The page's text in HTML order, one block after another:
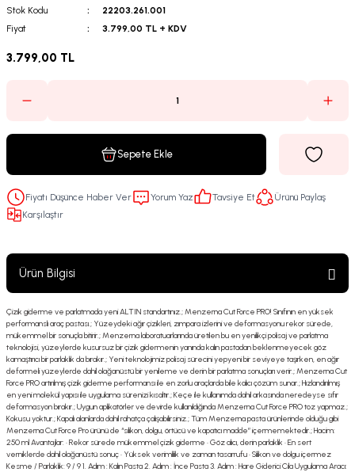
Stok Kodu
22203.261.001
Fiyat
3.799,00 TL + KDV
3.799,00 TL
Sepete Ekle
Fiyatı Düşünce Haber Ver Yorum Yaz Tavsiye Et
Ürünü Paylaş
Karşılaştır
Ürün Bilgisi
Çizik giderme ve parlatmada yeni ALTIN standartınız.; Menzerna Cut Force PRO! Sınıfının en yüksek
performanslı araç pastası.; Yüzeydeki ağır çizikleri, zımpara izlerini ve deformasyonu rekor sürede,
mükemmel bir sonuçla bitirir.; Menzerna laboratuarlarında üretilen bu en yenilikçi polisaj ve parlatma
teknolojisi, yüzeylerde kusursuz bir çizik gidermenin yanında kalın pastadan beklenmeyecek göz
kamaştırıcı bir parlaklık da bırakır.; Yeni teknolojimiz polisaj sürecini yepyeni bir seviyeye taşırken, en ağır
deformeli yüzeylerde dahil olağanüstü bir yenileme ve derin bir parlatma sonuçları verir.; Menzerna Cut
Force PRO artırılmış çizik giderme performansı ile en zorlu araçlarda bile kalıcı çözüm sunar.; Hızlandırılmış
en yeni molekül yapısı ile uygulama sürenizi kısaltır.; Keçe ile kullanımda dahil arkasında neredeyse sıfır
deformasyon bırakır.; Uygun aplikatörler ve devirde kullanıldığında Menzerna Cut Force PRO toz yapmaz.;
Kokusu yoktur.; Kapalı alanlarda dahil rahatça çalışabilirsiniz.; Tüm Menzerna pasta ürünlerinde olduğu gibi
Menzerna Cut Force Pro ürünü de “silikon, dolgu, örtücü ve kapatıcı madde” içermemektedir.; Hacim:
250 ml Avantajlar: • Rekor sürede mükemmel çizik giderme • Göz alıcı, derin parlaklık • En sert
verniklerde dahil olağanüstü sonuç • Yüksek verimlilik ve zaman tasarrufu • Silikon ve dolgu içermez
Kesme / Parlaklık: 9 / 9 1. Adım : Kalın Pasta 2. Adım : İnce Pasta 3. Adım : Hare Giderici Cila Uygulama Aracı: